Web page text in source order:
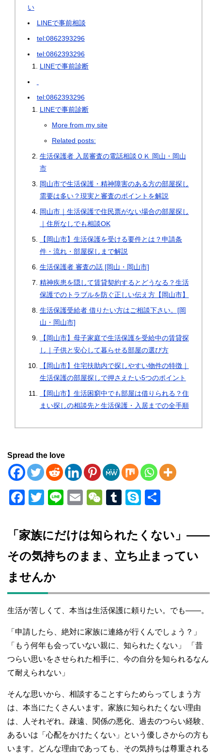
い
LINEで事前相談
tel:0862393296
tel:0862393296
LINEで事前診断
tel:0862393296
LINEで事前診断
More from my site
Related posts:
生活保護者 入居審査の電話相談ＯＫ 岡山・岡山
市
岡山市で生活保護・精神障害のある方の部屋探し
需要は多い？現実と審査のポイントを解説
岡山市｜生活保護で住民票がない場合の部屋探し
｜住所なしでも相談OK
【岡山市】生活保護を受ける要件とは？申請条
件・流れ・部屋探しまで解説
生活保護者 審査の話 [岡山・岡山市]
精神疾患を隠して賃貸契約するとどうなる？生活
保護でのトラブルを防ぐ正しい伝え方【岡山市】
生活保護受給者 借りたい方はご相談下さい。[岡
山・岡山市]
【岡山市】母子家庭で生活保護を受給中の賃貸探
し｜子供と安心して暮らせる部屋の選び方
【岡山市】住宅扶助内で探しやすい物件の特徴｜
生活保護の部屋探しで押さえたい5つのポイント
【岡山市】生活困窮中でも部屋は借りられる？住
まい探しの相談先と生活保護・入居までの全手順
Spread the love
F
c
e
b
o
o
k
T
tt
er
Li
e
E
ail
W
C
h
at
T
m
bl
r
S
p
e
「家族にだけは知られたくない」――
その気持ちのまま、立ち止まってい
ませんか
生活が苦しくて、本当は生活保護に頼りたい。でも――。
「申請したら、絶対に家族に連絡が行くんでしょう？」
「もう何年も会っていない親に、知られたくない」 「昔
つらい思いをさせられた相手に、今の自分を知られるなん
て耐えられない」
そんな思いから、相談することすらためらってしまう方
は、本当にたくさんいます。家族に知られたくない理由
は、人それぞれ。疎遠、関係の悪化、過去のつらい経験、
あるいは「心配をかけたくない」という優しさからの方も
います。どんな理由であっても、その気持ちは尊重される